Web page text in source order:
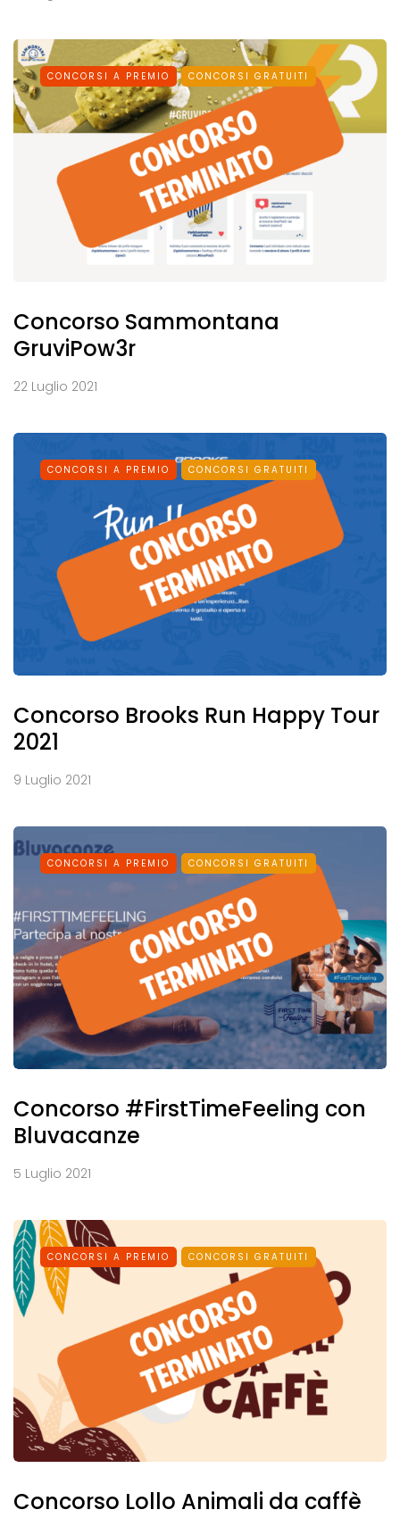
CONCORSI A PREMIO CONCORSI GRATUITI
Concorso Sammontana
GruviPow3r
22 Luglio 2021
CONCORSI A PREMIO CONCORSI GRATUITI
Concorso Brooks Run Happy Tour
2021
9 Luglio 2021
CONCORSI A PREMIO CONCORSI GRATUITI
Concorso #FirstTimeFeeling con
Bluvacanze
5 Luglio 2021
CONCORSI A PREMIO CONCORSI GRATUITI
Concorso Lollo Animali da caffè